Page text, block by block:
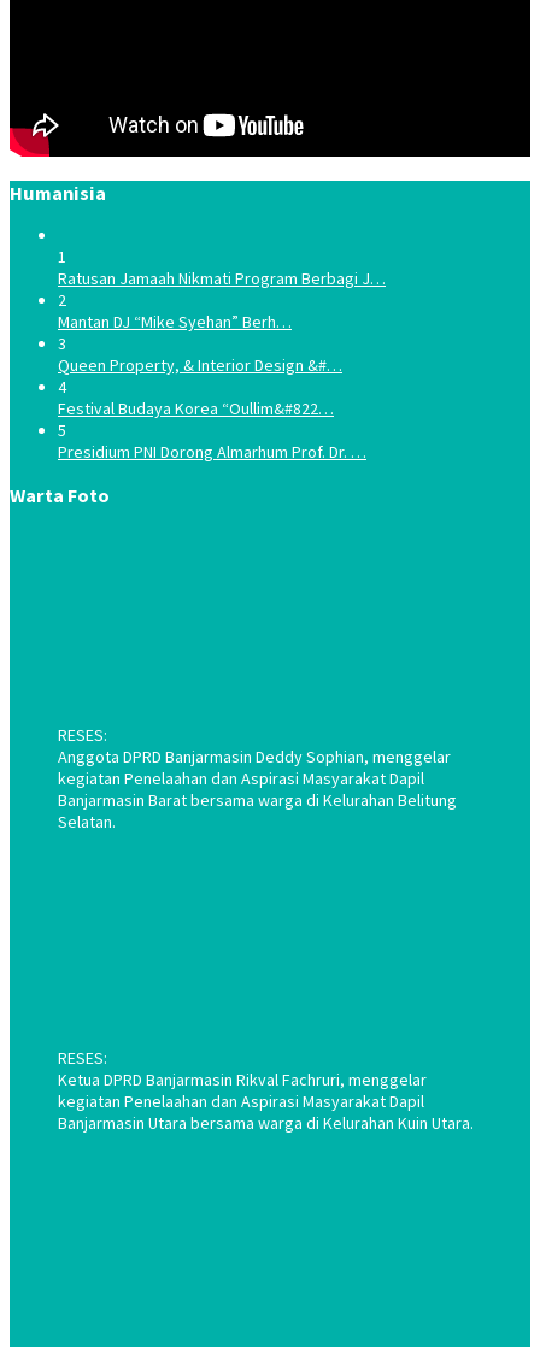
Humanisia
1
Ratusan Jamaah Nikmati Program Berbagi J…
2
Mantan DJ “Mike Syehan” Berh…
3
Queen Property, & Interior Design &#…
4
Festival Budaya Korea “Oullim&#822…
5
Presidium PNI Dorong Almarhum Prof. Dr. …
Warta Foto
RESES:
Anggota DPRD Banjarmasin Deddy Sophian, menggelar
kegiatan Penelaahan dan Aspirasi Masyarakat Dapil
Banjarmasin Barat bersama warga di Kelurahan Belitung
Selatan.
RESES:
Ketua DPRD Banjarmasin Rikval Fachruri, menggelar
kegiatan Penelaahan dan Aspirasi Masyarakat Dapil
Banjarmasin Utara bersama warga di Kelurahan Kuin Utara.